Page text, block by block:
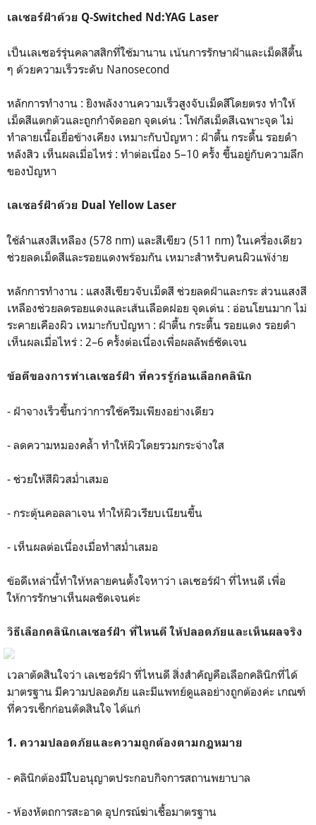
เลเซอร์ฝ้าด้วย Q-Switched Nd:YAG Laser
เป็นเลเซอร์รุ่นคลาสสิกที่ใช้มานาน เน้นการรักษาฝ้าและเม็ดสีตื้น
ๆ ด้วยความเร็วระดับ Nanosecond
หลักการทำงาน : ยิงพลังงานความเร็วสูงจับเม็ดสีโดยตรง ทำให้
เม็ดสีแตกตัวและถูกกำจัดออก จุดเด่น : โฟกัสเม็ดสีเฉพาะจุด ไม่
ทำลายเนื้อเยื่อข้างเคียง เหมาะกับปัญหา : ฝ้าตื้น กระตื้น รอยดำ
หลังสิว เห็นผลเมื่อไหร่ : ทำต่อเนื่อง 5–10 ครั้ง ขึ้นอยู่กับความลึก
ของปัญหา
เลเซอร์ฝ้าด้วย Dual Yellow Laser
ใช้ลำแสงสีเหลือง (578 nm) และสีเขียว (511 nm) ในเครื่องเดียว
ช่วยลดเม็ดสีและรอยแดงพร้อมกัน เหมาะสำหรับคนผิวแพ้ง่าย
หลักการทำงาน : แสงสีเขียวจับเม็ดสี ช่วยลดฝ้าและกระ ส่วนแสงสี
เหลืองช่วยลดรอยแดงและเส้นเลือดฝอย จุดเด่น : อ่อนโยนมาก ไม่
ระคายเคืองผิว เหมาะกับปัญหา : ฝ้าตื้น กระตื้น รอยแดง รอยดำ
เห็นผลเมื่อไหร่ : 2–6 ครั้งต่อเนื่องเพื่อผลลัพธ์ชัดเจน
ข้อดีของการทำเลเซอร์ฝ้า ที่ควรรู้ก่อนเลือกคลินิก
- ฝ้าจางเร็วขึ้นกว่าการใช้ครีมเพียงอย่างเดียว
- ลดความหมองคล้ำ ทำให้ผิวโดยรวมกระจ่างใส
- ช่วยให้สีผิวสม่ำเสมอ
- กระตุ้นคอลลาเจน ทำให้ผิวเรียบเนียนขึ้น
- เห็นผลต่อเนื่องเมื่อทำสม่ำเสมอ
ข้อดีเหล่านี้ทำให้หลายคนตั้งใจหาว่า เลเซอร์ฝ้า ที่ไหนดี เพื่อ
ให้การรักษาเห็นผลชัดเจนค่ะ
วิธีเลือกคลินิกเลเซอร์ฝ้า ที่ไหนดี ให้ปลอดภัยและเห็นผลจริง
เวลาตัดสินใจว่า เลเซอร์ฝ้า ที่ไหนดี สิ่งสำคัญคือเลือกคลินิกที่ได้
มาตรฐาน มีความปลอดภัย และมีแพทย์ดูแลอย่างถูกต้องค่ะ เกณฑ์
ที่ควรเช็กก่อนตัดสินใจ ได้แก่
1. ความปลอดภัยและความถูกต้องตามกฎหมาย
- คลินิกต้องมีใบอนุญาตประกอบกิจการสถานพยาบาล
- ห้องหัตถการสะอาด อุปกรณ์ฆ่าเชื้อมาตรฐาน